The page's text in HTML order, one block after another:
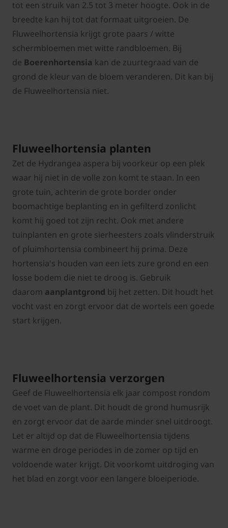
tot een struik van 2.5 tot 3 meter hoogte. Ook in de
breedte kan hij tot dat formaat uitgroeien. De
Fluweelhortensia krijgt grote paars / witte
schermbloemen met witte randbloemen. Bij
de Boerenhortensia kan de zuurtegraad van de
grond de kleur van de bloem veranderen. Dit kan bij
de Fluweelhortensia niet.
Fluweelhortensia planten
Zet de Hydrangea aspera bij voorkeur op een plek
waar hij niet in de volle zon komt te staan. In een
grote tuin, achterin de grote border onder
boomachtige beplanting en in gefilterd zonlicht
komt hij goed tot zijn recht. Ook met andere
tuinplanten en grote sierheesters zoals vlinderstruik
of pluimhortensia combineert hij prima. Deze
hortensia's houden van een iets zure grond en een
losse bodem die niet te droog is. Gebruik
daarom aanplantgrond bij het zetten. Dit houdt het
vocht vast en zorgt ervoor dat de wortels een goede
start krijgen.
Fluweelhortensia verzorgen
Geef de Fluweelhortensia elk jaar compost rondom
de voet van de plant. Dit houdt de grond humusrijk
en zorgt ervoor dat de aarde minder snel uitdroogt.
Let er altijd op dat de Fluweelhortensia tijdens
warme en droge periodes in de zomer op tijd en
voldoende water krijgt. Dit voorkomt uitdroging van
het blad en zorgt voor een langere bloeiperiode.